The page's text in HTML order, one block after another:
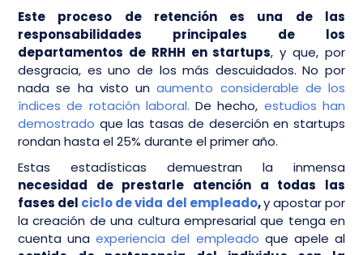
Este proceso de retención es una de las
responsabilidades principales de los
departamentos de RRHH en startups, y que, por
desgracia, es uno de los más descuidados. No por
nada se ha visto unaumento considerable de los
índices de rotación laboral. De hecho, estudios han
demostrado que las tasas de deserción en startups
rondan hasta el 25% durante el primer año.
Estas estadísticas demuestran la inmensa
necesidad de prestarle atención a todas las
fases del ciclo de vida del empleado,y apostar por
la creación de una cultura empresarial que tenga en
cuenta una experiencia del empleado que apele al